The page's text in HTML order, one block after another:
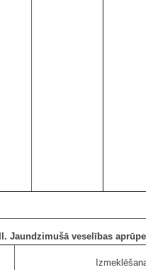
III. Jaundzimušā veselības aprūpe